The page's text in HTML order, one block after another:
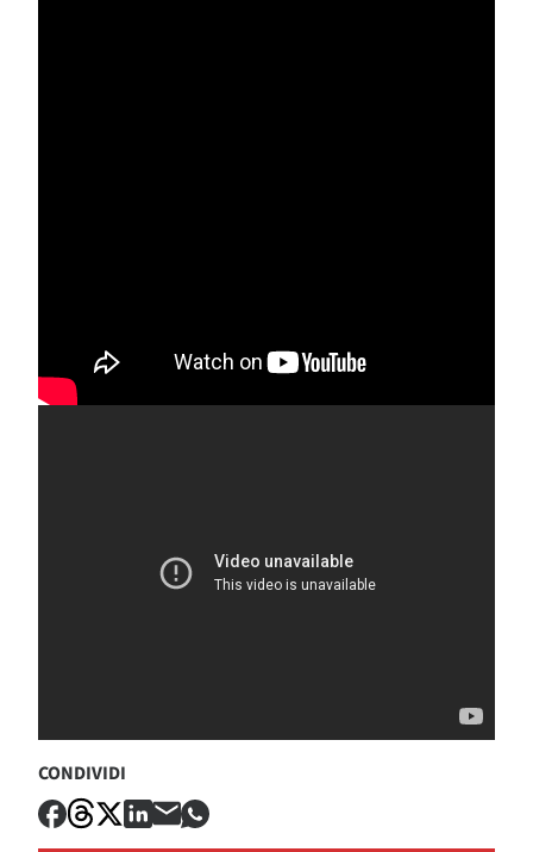
CONDIVIDI